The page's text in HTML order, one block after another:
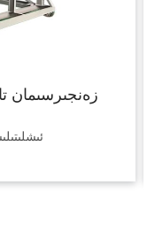
زەنجىرسىمان